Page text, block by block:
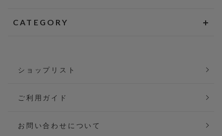
CATEGORY
ショップリスト
ご利用ガイド
お問い合わせについて